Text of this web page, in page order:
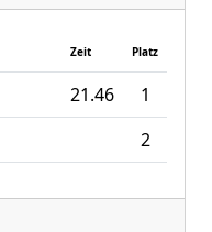
Zeit Platz
21.46
1
2